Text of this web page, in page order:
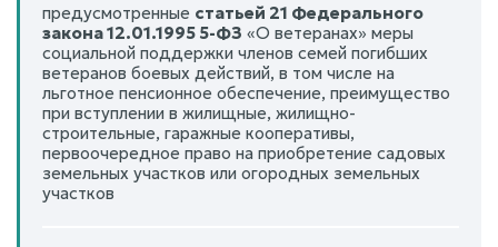
предусмотренные статьей 21 Федерального
закона 12.01.1995 5-ФЗ «О ветеранах» меры
социальной поддержки членов семей погибших
ветеранов боевых действий, в том числе на
льготное пенсионное обеспечение, преимущество
при вступлении в жилищные, жилищно-
строительные, гаражные кооперативы,
первоочередное право на приобретение садовых
земельных участков или огородных земельных
участков